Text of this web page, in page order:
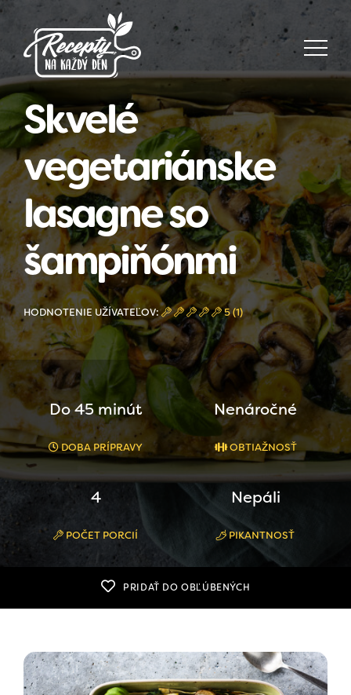
Skvelé
vegetariánske
lasagne so
šampiňónmi
HODNOTENIE UŽÍVATEĽOV: 5 (1)
Do 45 minút
DOBA PRÍPRAVY
Nenáročné
OBTIAŽNOSŤ
4
POČET PORCIÍ
Nepáli
PIKANTNOSŤ
PRIDAŤ DO OBĽÚBENÝCH